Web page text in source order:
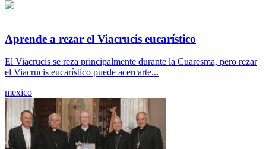
Aprende a rezar el Viacrucis eucarístico
El Viacrucis se reza principalmente durante la Cuaresma, pero rezar
el Viacrucis eucarístico puede acercarte...
mexico